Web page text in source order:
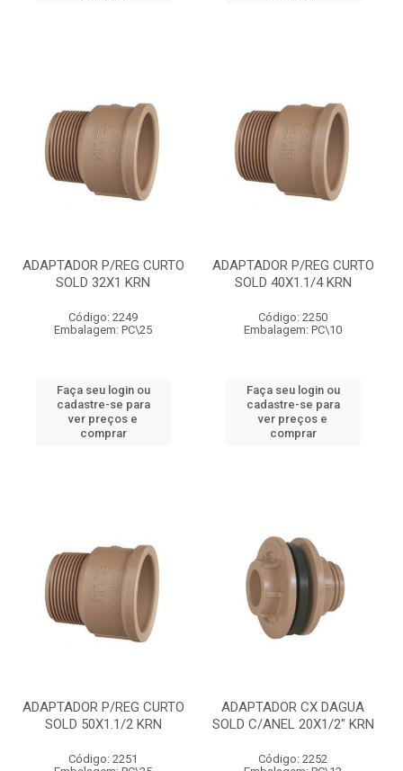
ADAPTADOR P/REG CURTO
SOLD 32X1 KRN
Código: 2249
Embalagem: PC\25
Faça seu login ou
cadastre-se para
ver preços e
comprar
ADAPTADOR P/REG CURTO
SOLD 40X1.1/4 KRN
Código: 2250
Embalagem: PC\10
Faça seu login ou
cadastre-se para
ver preços e
comprar
ADAPTADOR P/REG CURTO
SOLD 50X1.1/2 KRN
Código: 2251
ADAPTADOR CX DAGUA
SOLD C/ANEL 20X1/2" KRN
Código: 2252